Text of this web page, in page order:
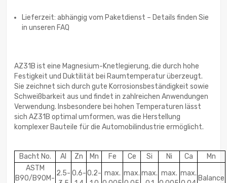
Lieferzeit: abhängig vom Paketdienst – Details finden Sie
in unseren FAQ
AZ31B ist eine Magnesium-Knetlegierung, die durch hohe
Festigkeit und Duktilität bei Raumtemperatur überzeugt.
Sie zeichnet sich durch gute Korrosionsbeständigkeit sowie
Schweißbarkeit aus und findet in zahlreichen Anwendungen
Verwendung. Insbesondere bei hohen Temperaturen lässt
sich AZ31B optimal umformen, was die Herstellung
komplexer Bauteile für die Automobilindustrie ermöglicht.
Bacht No. Al Zn Mn Fe Ce Si Ni Ca
Mn
ASTM
B90/B90M-
2.5- 0.6-0.2- max. max. max. max. max.
Balance